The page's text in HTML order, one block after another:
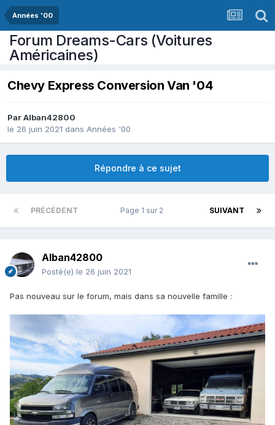
Années '00
Forum Dreams-Cars (Voitures
Américaines)
Chevy Express Conversion Van '04
ParAlban42800
le 26 juin 2021 dans Années '00
Répondre à ce sujet
PRÉCÉDENT SUIVANT
Page 1 sur 2
Alban42800
Posté(e) le 26 juin 2021
Pas nouveau sur le forum, mais dans sa nouvelle famille :